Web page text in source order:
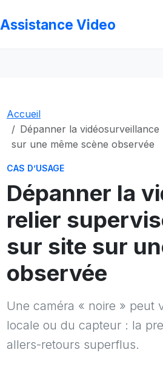
Assistance Video
Accueil
Dépanner la
sur une même scène observée
CAS D’USAGE
Dépanner la
relier
sur site sur
observée
Une caméra « noire » peut
locale ou du capteur : la
allers-retours superflus.